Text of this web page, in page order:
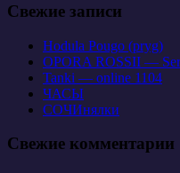
Свежие записи
Hodula Pougo (pryg)
OPORA ROSSII —
Tanki — online 1104
ЧАСЫ
СОЧИнялки
Свежие комментарии